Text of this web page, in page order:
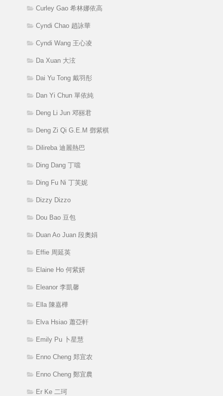
Curley Gao 希林娜依高
Cyndi Chao 趙詠華
Cyndi Wang 王心凌
Da Xuan 大泫
Dai Yu Tong 戴羽彤
Dan Yi Chun 單依純
Deng Li Jun 邓丽君
Deng Zi Qi G.E.M 鄧紫棋
Dilireba 迪麗熱巴
Ding Dang 丁噹
Ding Fu Ni 丁芙妮
Dizzy Dizzo
Dou Bao 豆包
Duan Ao Juan 段奧娟
Effie 周延英
Elaine Ho 何紫妍
Eleanor 李凱馨
Ella 陳嘉樺
Elva Hsiao 蕭亞軒
Emily Pu 卜星慧
Enno Cheng 郑宜农
Enno Cheng 鄭宜農
Er Ke 二珂